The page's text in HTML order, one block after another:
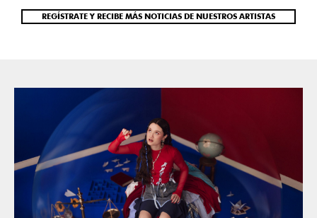
REGÍSTRATE Y RECIBE MÁS NOTICIAS DE NUESTROS ARTISTAS